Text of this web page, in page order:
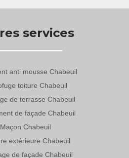
services
anti mousse Chabeuil
toiture Chabeuil
de terrasse Chabeuil
de façade Chabeuil
Maçon Chabeuil
extérieure Chabeuil
de façade Chabeuil